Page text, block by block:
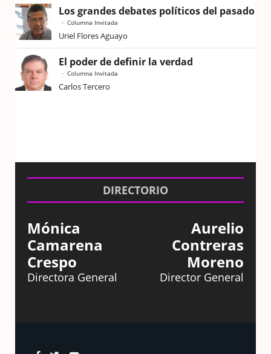
Los grandes debates políticos del pasado
Columna Invitada
Uriel Flores Aguayo
El poder de definir la verdad
Columna Invitada
Carlos Tercero
DIRECTORIO
Mónica
Camarena
Crespo
Directora General
Aurelio
Contreras
Moreno
Director General